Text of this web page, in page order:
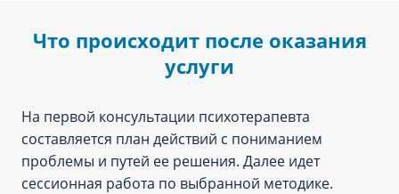
Что происходит после оказания
услуги
На первой консультации психотерапевта
составляется план действий с пониманием
проблемы и путей ее решения. Далее идет
сессионная работа по выбранной методике.